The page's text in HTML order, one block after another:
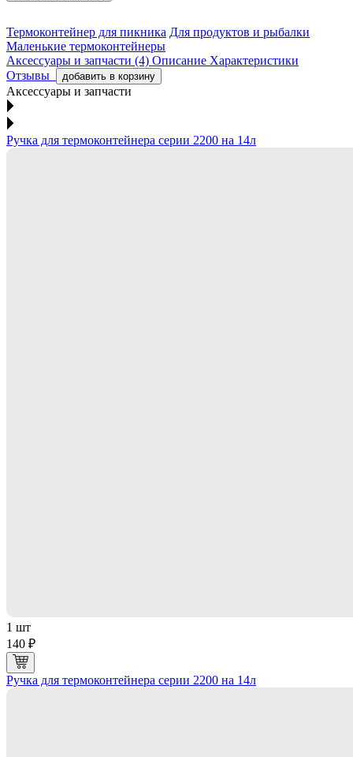
Термоконтейнер для пикника Для продуктов и рыбалки
Маленькие термоконтейнеры
Аксессуары и запчасти (4) Описание Характеристики
Отзывы
добавить в корзину
Аксессуары и запчасти
Ручка для термоконтейнера серии 2200 на 14л
1 шт
140 ₽
Ручка для термоконтейнера серии 2200 на 14л